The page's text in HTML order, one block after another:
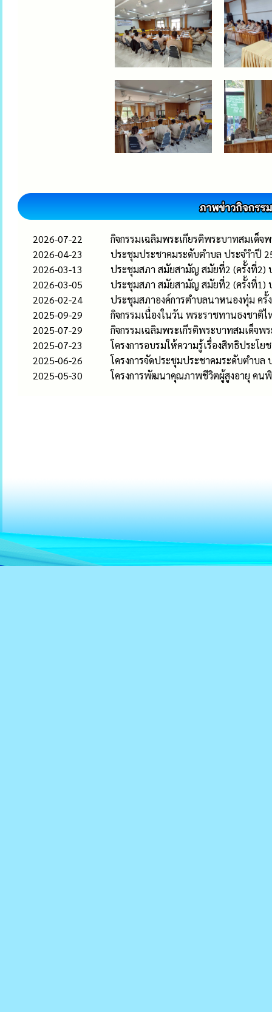
2026-07-22
กิจกรรมเฉลิมพระเกียรติพระบาทสมเด็จ
2026-04-23
ประชุมประชาคมระดับตำบล ประจำำปี
2026-03-13
ประชุมสภา สมัยสามัญ สมัยที่2 (ครั้งที่2)
2026-03-05
ประชุมสภา สมัยสามัญ สมัยที่2 (ครั้งที่1)
2026-02-24
ประชุมสภาองค์การตำบลนาหนองทุ่ม ครั้
2025-09-29
กิจกรรมเนื่องในวัน พระราชทานธงชาติ
2025-07-29
กิจกรรมเฉลิมพระเกีรติพระบาทสมเด็จพ
2025-07-23
โครงการอบรมให้ความรู้เรื่องสิทธิประโ
2025-06-26
โครงการจัดประชุมประชาคมระดับตำบ
2025-05-30
โครงการพัฒนาคุณภาพชีวิตผู้สูงอายุ คนพิ